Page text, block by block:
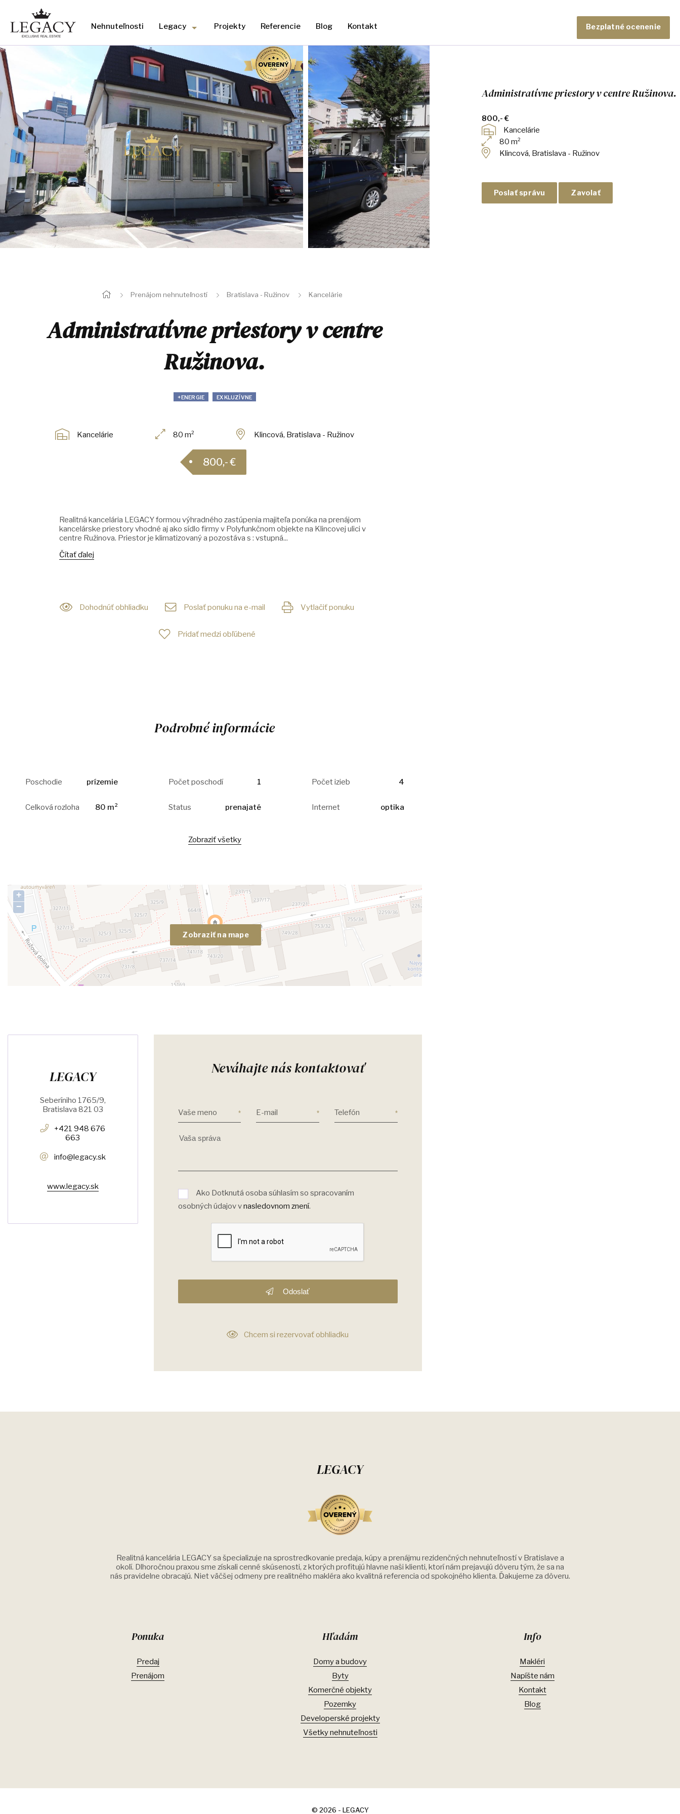
Nehnuteľnosti Legacy Projekty Referencie Blog Kontakt Bezplatné ocenenie
Administratívne priestory v centre Ružinova.
800,- €
Kancelárie
80 m²
Klincová, Bratislava - Ružinov
Poslať správu Zavolať
Prenájom nehnuteľností Bratislava - Ružinov Kancelárie
Administratívne priestory v centre
Ružinova.
+ENERGIE EXKLUZÍVNE
Kancelárie 80 m² Klincová, Bratislava - Ružinov
800,- €
Realitná kancelária LEGACY formou výhradného zastúpenia majiteľa ponúka na prenájom
kancelárske priestory vhodné aj ako sídlo firmy v Polyfunkčnom objekte na Klincovej ulici v
centre Ružinova. Priestor je klimatizovaný a pozostáva s : vstupná...
Čítať ďalej
Dohodnúť obhliadku Poslať ponuku na e-mail Vytlačiť ponuku
Pridať medzi obľúbené
Podrobné informácie
Poschodie prízemie Počet poschodí 1 Počet izieb 4
Celková rozloha 80 m² Status prenajaté Internet optika
Zobraziť všetky
Zobraziť na mape
+
−
LEGACY
Seberíniho 1765/9,
Bratislava 821 03
+421 948 676
663
info@legacy.sk
www.legacy.sk
Neváhajte nás kontaktovať
Vaše meno E-mail Telefón
Ako Dotknutá osoba súhlasím so spracovaním
osobných údajov vnasledovnom znení.
Odoslať
Chcem si rezervovať obhliadku
LEGACY
Realitná kancelária LEGACY sa špecializuje na sprostredkovanie predaja, kúpy a prenájmu rezidenčných nehnuteľností v Bratislave a
okolí. Dlhoročnou praxou sme získali cenné skúsenosti, z ktorých profitujú hlavne naši klienti, ktorí nám prejavujú dôveru tým, že sa na
nás pravidelne obracajú. Niet väčšej odmeny pre realitného makléra ako kvalitná referencia od spokojného klienta. Ďakujeme za dôveru.
Ponuka
Predaj
Prenájom
Hľadám
Domy a budovy
Byty
Komerčné objekty
Pozemky
Developerské projekty
Všetky nehnuteľnosti
Info
Makléri
Napíšte nám
Kontakt
Blog
© 2026 - LEGACY